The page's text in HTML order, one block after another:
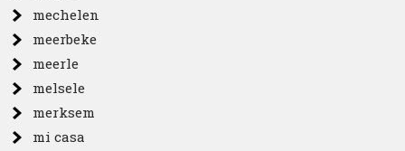
mechelen
meerbeke
meerle
melsele
merksem
mi casa